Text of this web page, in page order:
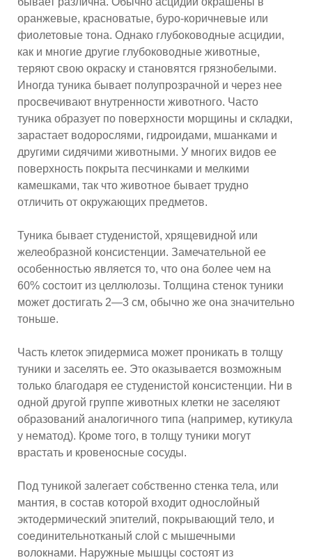
оранжевые, красноватые, буро-коричневые или
фиолетовые тона. Однако глубоководные асцидии,
как и многие другие глубоководные животные,
теряют свою окраску и становятся грязнобелыми.
Иногда туника бывает полупрозрачной и через нее
просвечивают внутренности животного. Часто
туника образует по поверхности морщины и складки,
зарастает водорослями, гидроидами, мшанками и
другими сидячими животными. У многих видов ее
поверхность покрыта песчинками и мелкими
камешками, так что животное бывает трудно
отличить от окружающих предметов.
Туника бывает студенистой, хрящевидной или
желеобразной консистенции. Замечательной ее
особенностью является то, что она более чем на
60% состоит из целлюлозы. Толщина стенок туники
может достигать 2—3 см, обычно же она значительно
тоньше.
Часть клеток эпидермиса может проникать в толщу
туники и заселять ее. Это оказывается возможным
только благодаря ее студенистой консистенции. Ни в
одной другой группе животных клетки не заселяют
образований аналогичного типа (например, кутикула
у нематод). Кроме того, в толщу туники могут
врастать и кровеносные сосуды.
Под туникой залегает собственно стенка тела, или
мантия, в состав которой входит однослойный
эктодермический эпителий, покрывающий тело, и
соединительнотканый слой с мышечными
волокнами. Наружные мышцы состоят из